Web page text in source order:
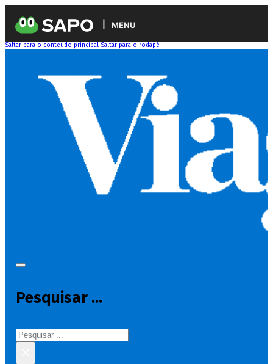
MENU
Saltar para o conteúdo principal Saltar para o rodapé
Pesquisar ...
Pesquisar